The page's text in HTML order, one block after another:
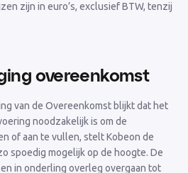
zijn in euro’s, exclusief BTW, tenzij
overeenkomst
van de Overeenkomst blijkt dat het
noodzakelijk is om de
of aan te vullen, stelt Kobeon de
spoedig mogelijk op de hoogte. De
in onderling overleg overgaan tot